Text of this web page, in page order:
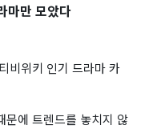
마만 모았다
비위키 인기 드라마 카
문에 트렌드를 놓치지 않